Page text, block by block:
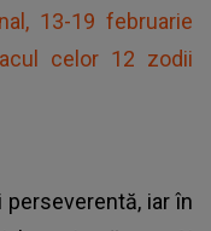
13-19 februarie
celor 12 zodii
iar în